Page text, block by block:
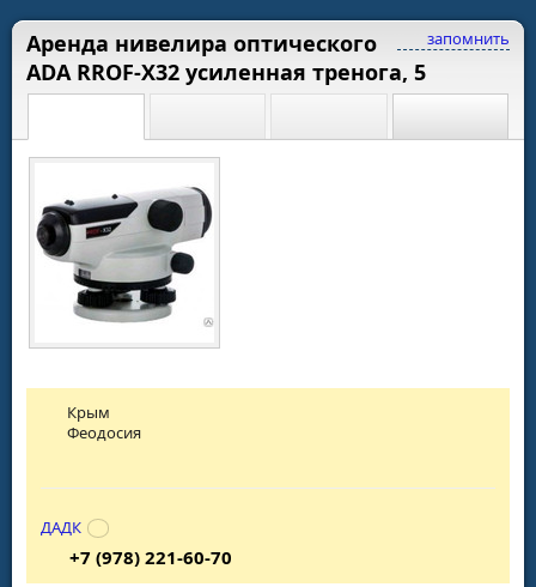
запомнить
Аренда нивелира оптического
ADA RROF-X32 усиленная тренога, 5
Крым
Феодосия
ДАДК
+7 (978) 221-60-70